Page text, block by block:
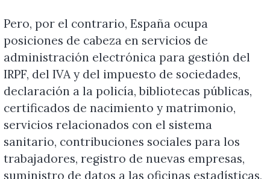
Pero, por el contrario, España ocupa
posiciones de cabeza en servicios de
administración electrónica para gestión del
IRPF, del IVA y del impuesto de sociedades,
declaración a la policía, bibliotecas públicas,
certificados de nacimiento y matrimonio,
servicios relacionados con el sistema
sanitario, contribuciones sociales para los
trabajadores, registro de nuevas empresas,
suministro de datos a las oficinas estadísticas,